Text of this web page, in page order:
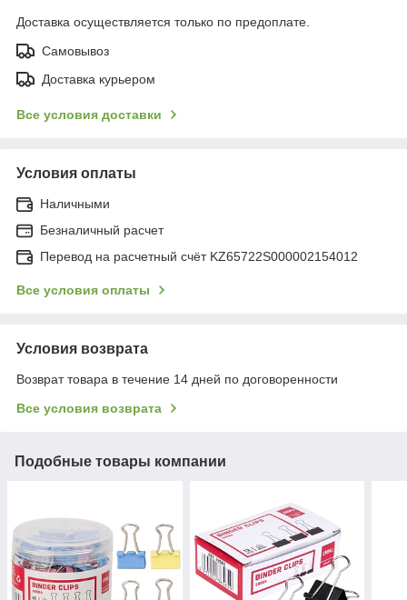
Доставка осуществляется только по предоплате.
Самовывоз
Доставка курьером
Все условия доставки
Условия оплаты
Наличными
Безналичный расчет
Перевод на расчетный счёт KZ65722S000002154012
Все условия оплаты
Условия возврата
Возврат товара в течение 14 дней по договоренности
Все условия возврата
Подобные товары компании